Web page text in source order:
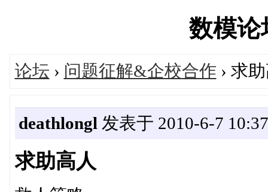
数模论
论坛 › 问题征解&企校合作 › 求
deathlongl 发表于 2010-6-7
求助高人